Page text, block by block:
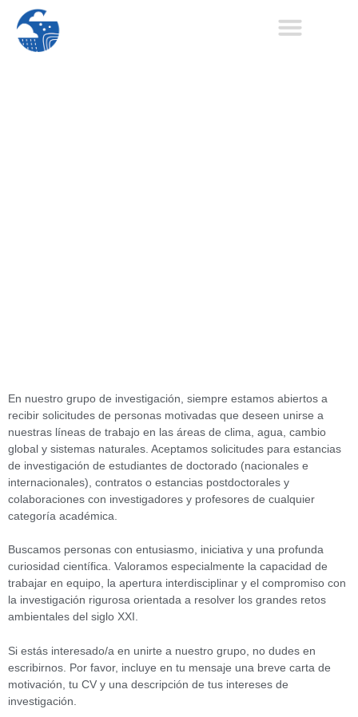
En nuestro grupo de investigación, siempre estamos abiertos a
recibir solicitudes de personas motivadas que deseen unirse a
nuestras líneas de trabajo en las áreas de clima, agua, cambio
global y sistemas naturales. Aceptamos solicitudes para estancias
de investigación de estudiantes de doctorado (nacionales e
internacionales), contratos o estancias postdoctorales y
colaboraciones con investigadores y profesores de cualquier
categoría académica.
Buscamos personas con entusiasmo, iniciativa y una profunda
curiosidad científica. Valoramos especialmente la capacidad de
trabajar en equipo, la apertura interdisciplinar y el compromiso con
la investigación rigurosa orientada a resolver los grandes retos
ambientales del siglo XXI.
Si estás interesado/a en unirte a nuestro grupo, no dudes en
escribirnos. Por favor, incluye en tu mensaje una breve carta de
motivación, tu CV y una descripción de tus intereses de
investigación.